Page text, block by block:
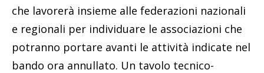
che lavorerà insieme alle federazioni nazionali
e regionali per individuare le associazioni che
potranno portare avanti le attività indicate nel
bando ora annullato. Un tavolo tecnico-